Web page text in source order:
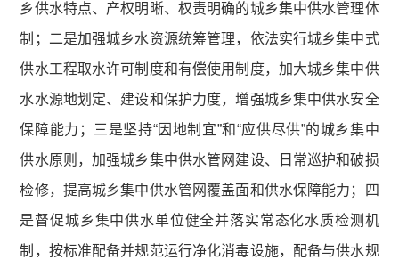
乡供水特点、产权明晰、权责明确的城乡集中供水管理体
制；二是加强城乡水资源统筹管理，依法实行城乡集中式
供水工程取水许可制度和有偿使用制度，加大城乡集中供
水水源地划定、建设和保护力度，增强城乡集中供水安全
保障能力；三是坚持“因地制宜”和“应供尽供”的城乡集中
供水原则，加强城乡集中供水管网建设、日常巡护和破损
检修，提高城乡集中供水管网覆盖面和供水保障能力；四
是督促城乡集中供水单位健全并落实常态化水质检测机
制，按标准配备并规范运行净化消毒设施，配备与供水规